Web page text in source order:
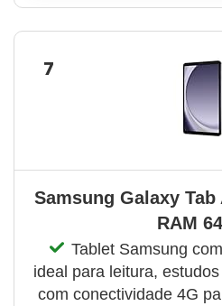
7
Samsung Galaxy Tab
RAM
Tablet Samsung
ideal para leitura,
com conectividade 4G